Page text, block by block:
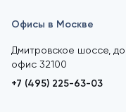
Офисы в Москве
Дмитровское шоссе,
офис 32100
+7 (495) 225-63-03